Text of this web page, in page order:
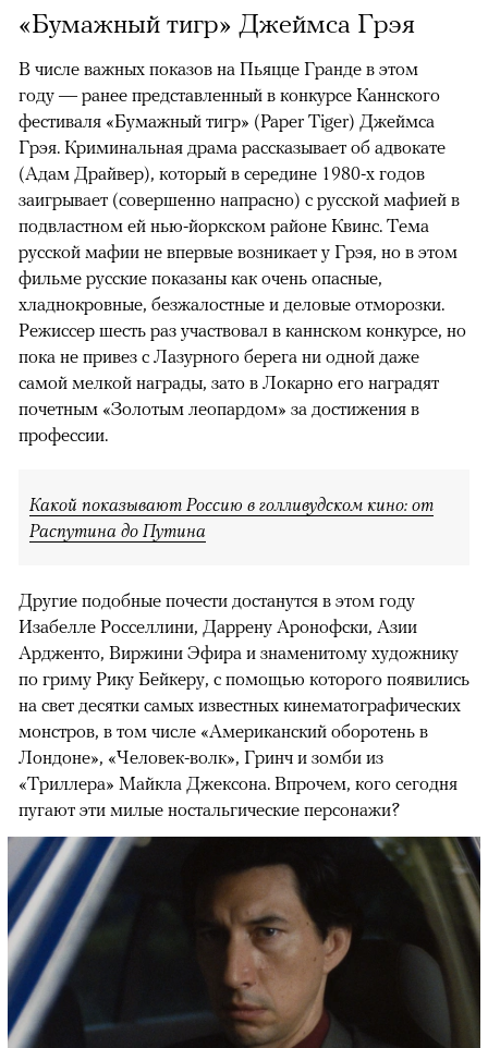
«Бумажный тигр» Джеймса Грэя
В числе важных показов на Пьяцце Гранде в этом
году — ранее представленный в конкурсе Каннского
фестиваля «Бумажный тигр» (Paper Tiger) Джеймса
Грэя. Криминальная драма рассказывает об адвокате
(Адам Драйвер), который в середине 1980-х годов
заигрывает (совершенно напрасно) с русской мафией в
подвластном ей нью-йоркском районе Квинс. Тема
русской мафии не впервые возникает у Грэя, но в этом
фильме русские показаны как очень опасные,
хладнокровные, безжалостные и деловые отморозки.
Режиссер шесть раз участвовал в каннском конкурсе, но
пока не привез с Лазурного берега ни одной даже
самой мелкой награды, зато в Локарно его наградят
почетным «Золотым леопардом» за достижения в
профессии.
Какой показывают Россию в голливудском кино: от
Распутина до Путина
Другие подобные почести достанутся в этом году
Изабелле Росселлини, Даррену Аронофски, Азии
Ардженто, Виржини Эфира и знаменитому художнику
по гриму Рику Бейкеру, с помощью которого появились
на свет десятки самых известных кинематографических
монстров, в том числе «Американский оборотень в
Лондоне», «Человек-волк», Гринч и зомби из
«Триллера» Майкла Джексона. Впрочем, кого сегодня
пугают эти милые ностальгические персонажи?